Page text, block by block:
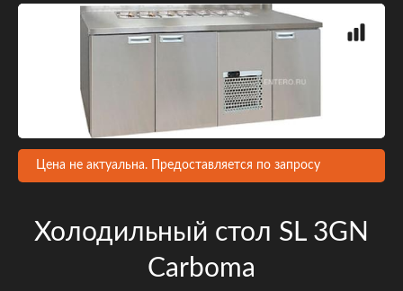
Цена не актуальна. Предоставляется по запросу
Холодильный стол SL 3GN
Сarboma